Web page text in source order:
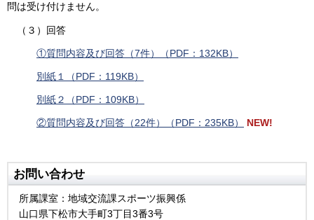
問は受け付けません。
（３）回答
①質問内容及び回答（7件）（PDF：132KB）
別紙１（PDF：119KB）
別紙２（PDF：109KB）
②質問内容及び回答（22件）（PDF：235KB） NEW!
お問い合わせ
所属課室：地域交流課スポーツ振興係
山口県下松市大手町3丁目3番3号